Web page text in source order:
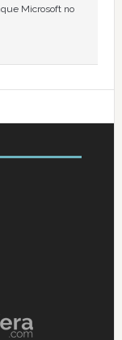
Microsoft no